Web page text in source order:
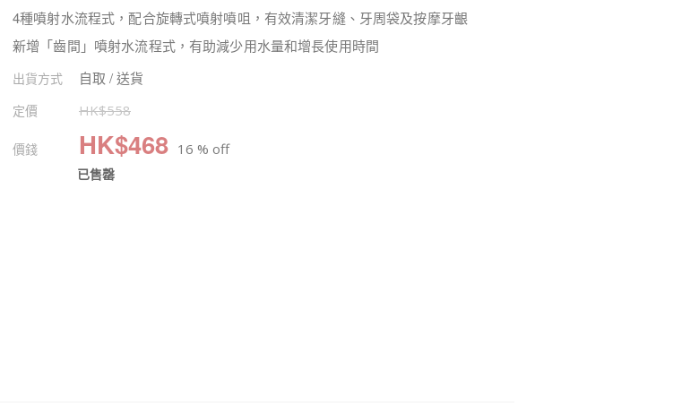
4種噴射水流程式，配合旋轉式噴射噴咀，有效清潔牙縫、牙周袋及按摩牙齦
新增「齒間」噴射水流程式，有助減少用水量和增長使用時間
出貨方式 自取 / 送貨
定價 HK$558
價錢 HK$468 16 % off
已售罄